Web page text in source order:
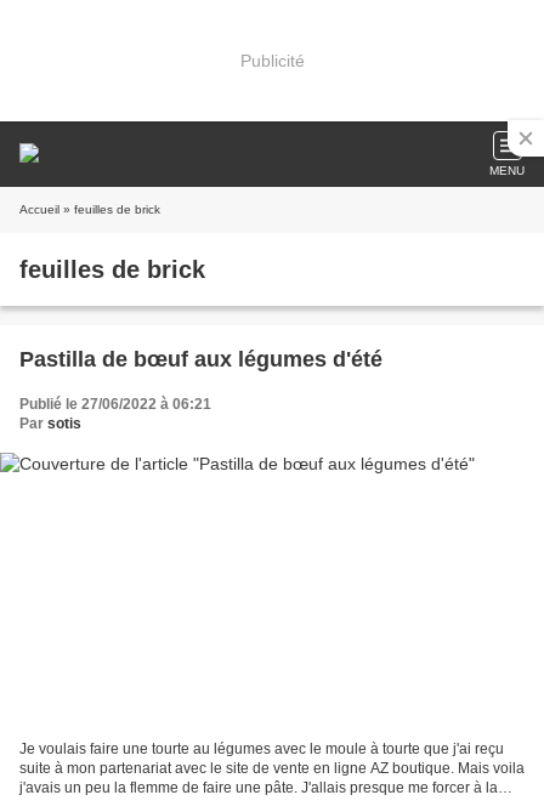
Publicité
MENU
Accueil » feuilles de brick
feuilles de brick
Pastilla de bœuf aux légumes d'été
Publié le 27/06/2022 à 06:21
Par sotis
Je voulais faire une tourte au légumes avec le moule à tourte que j'ai reçu
suite à mon partenariat avec le site de vente en ligne AZ boutique. Mais voila
j'avais un peu la flemme de faire une pâte. J'allais presque me forcer à la